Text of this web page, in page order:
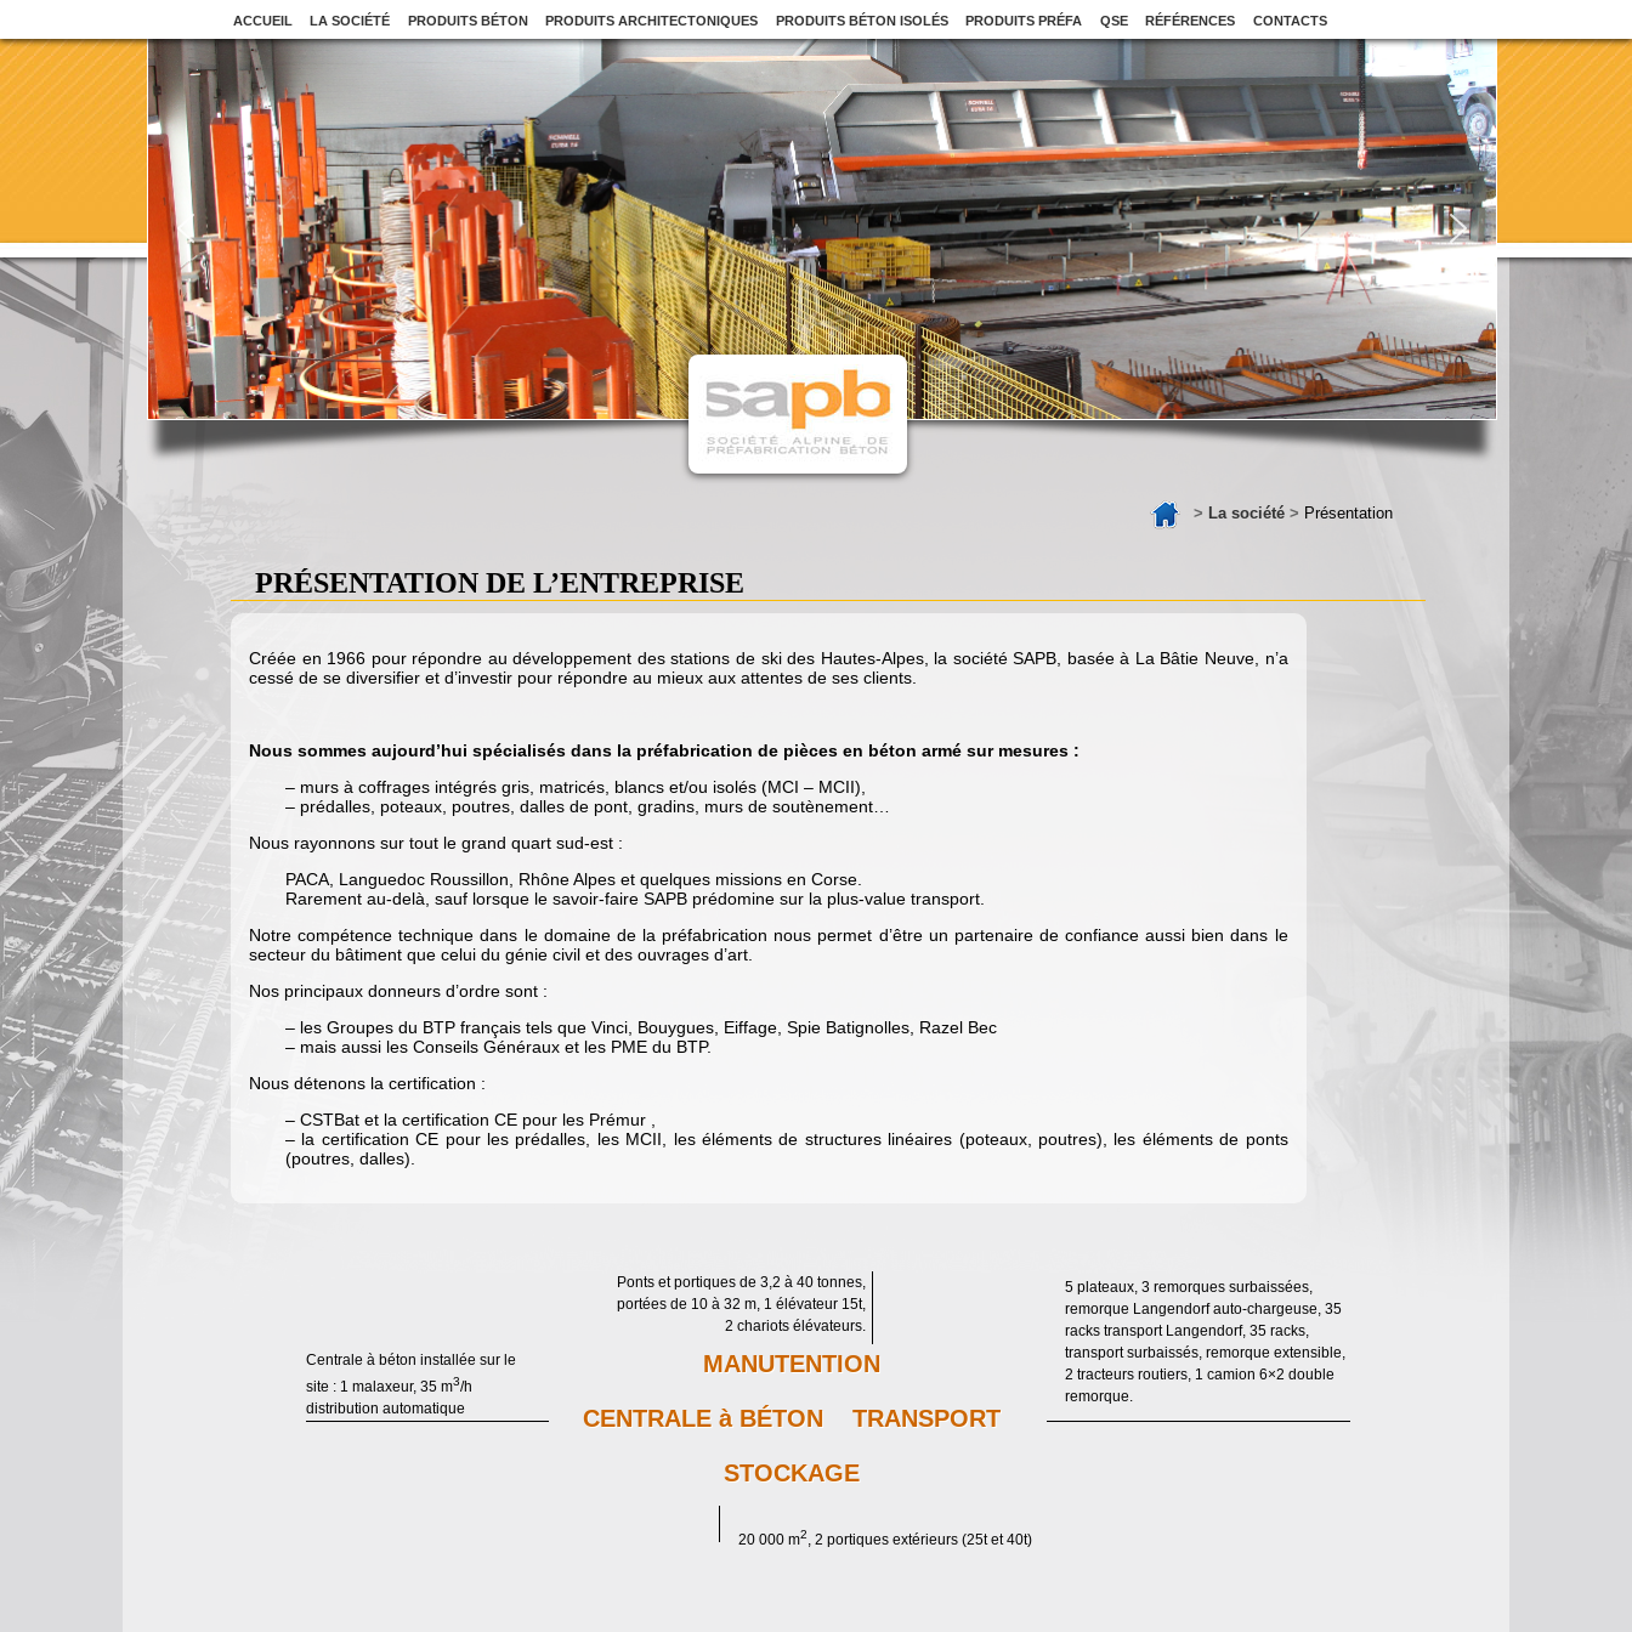
ACCUEIL LA SOCIÉTÉ PRODUITS BÉTON PRODUITS ARCHITECTONIQUES PRODUITS BÉTON ISOLÉS PRODUITS PRÉFA QSE RÉFÉRENCES CONTACTS
> La société > Présentation
PRÉSENTATION DE L’ENTREPRISE
Créée en 1966 pour répondre au développement des stations de ski des Hautes-Alpes, la société SAPB, basée à La Bâtie Neuve, n’a
cessé de se diversifier et d’investir pour répondre au mieux aux attentes de ses clients.
Nous sommes aujourd’hui spécialisés dans la préfabrication de pièces en béton armé sur mesures :
– murs à coffrages intégrés gris, matricés, blancs et/ou isolés (MCI – MCII),
– prédalles, poteaux, poutres, dalles de pont, gradins, murs de soutènement…
Nous rayonnons sur tout le grand quart sud-est :
PACA, Languedoc Roussillon, Rhône Alpes et quelques missions en Corse.
Rarement au-delà, sauf lorsque le savoir-faire SAPB prédomine sur la plus-value transport.
Notre compétence technique dans le domaine de la préfabrication nous permet d’être un partenaire de confiance aussi bien dans le
secteur du bâtiment que celui du génie civil et des ouvrages d’art.
Nos principaux donneurs d’ordre sont :
– les Groupes du BTP français tels que Vinci, Bouygues, Eiffage, Spie Batignolles, Razel Bec
– mais aussi les Conseils Généraux et les PME du BTP.
Nous détenons la certification :
– CSTBat et la certification CE pour les Prémur ,
– la certification CE pour les prédalles, les MCII, les éléments de structures linéaires (poteaux, poutres), les éléments de ponts
(poutres, dalles).
MANUTENTION
CENTRALE à BÉTON TRANSPORT
STOCKAGE
Centrale à béton installée sur le
site : 1 malaxeur, 35 m3/h
distribution automatique
Ponts et portiques de 3,2 à 40 tonnes,
portées de 10 à 32 m, 1 élévateur 15t,
2 chariots élévateurs.
5 plateaux, 3 remorques surbaissées,
remorque Langendorf auto-chargeuse, 35
racks transport Langendorf, 35 racks,
transport surbaissés, remorque extensible,
2 tracteurs routiers, 1 camion 6×2 double
remorque.
20 000 m2, 2 portiques extérieurs (25t et 40t)